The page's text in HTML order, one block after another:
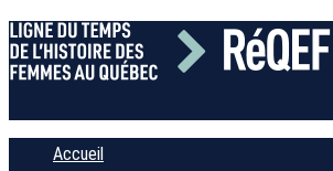
Accueil